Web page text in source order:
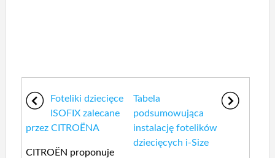
Foteliki dziecięce
ISOFIX zalecane
przez CITROËNA
CITROËN proponuje
Tabela
podsumowująca
instalację fotelików
dziecięcych i-Size